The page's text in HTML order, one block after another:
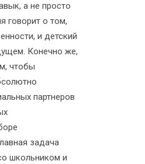
а не просто
говорит о том,
и детский
Конечно же,
чтобы
партнеров
задача
школьником и